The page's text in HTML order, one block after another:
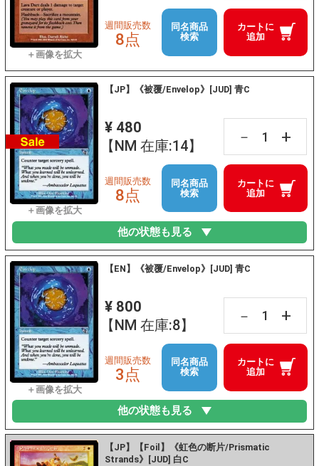
カートに
追加
週間販売数
8点
同名商品
検索
【JP】《被覆/Envelop》[JUD] 青C
¥ 480
【NM 在庫:14】
－ +
カートに
追加
週間販売数
8点
同名商品
検索
他の状態も見る
【EN】《被覆/Envelop》[JUD] 青C
¥ 800
【NM 在庫:8】
－ +
カートに
追加
週間販売数
3点
同名商品
検索
他の状態も見る
【JP】【Foil】《虹色の断片/Prismatic
Strands》[JUD] 白C